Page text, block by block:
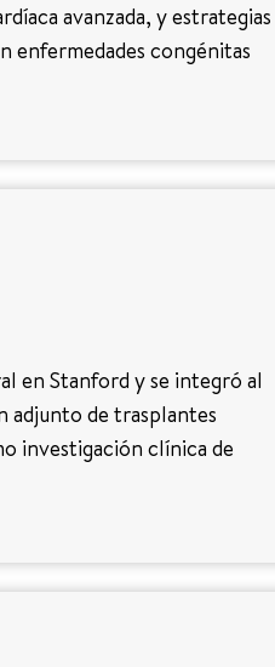
avanzada, y estrategias
enfermedades congénitas
en Stanford y se integró al
adjunto de trasplantes
investigación clínica de